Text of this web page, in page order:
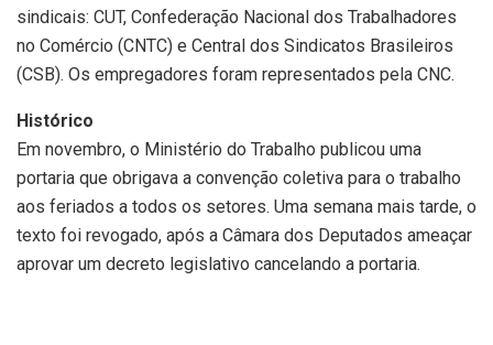
sindicais: CUT, Confederação Nacional dos Trabalhadores
no Comércio (CNTC) e Central dos Sindicatos Brasileiros
(CSB). Os empregadores foram representados pela CNC.
Histórico
Em novembro, o Ministério do Trabalho publicou uma
portaria que obrigava a convenção coletiva para o trabalho
aos feriados a todos os setores. Uma semana mais tarde, o
texto foi revogado, após a Câmara dos Deputados ameaçar
aprovar um decreto legislativo cancelando a portaria.